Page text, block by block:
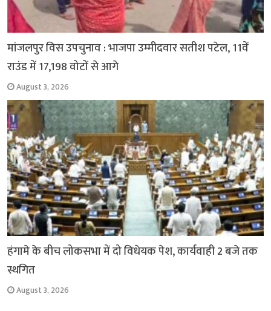
मांजलपुर विस उपचुनाव : भाजपा उम्मीदवार सतीश पटेल, 11वें
राउंड में 17,198 वोटों से आगे
August 3, 2026
हंगामे के बीच लोकसभा में दो विधेयक पेश, कार्यवाही 2 बजे तक
स्थगित
August 3, 2026